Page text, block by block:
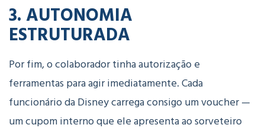
3. AUTONOMIA
ESTRUTURADA
Por fim, o colaborador tinha autorização e
ferramentas para agir imediatamente. Cada
funcionário da Disney carrega consigo um voucher —
um cupom interno que ele apresenta ao sorveteiro